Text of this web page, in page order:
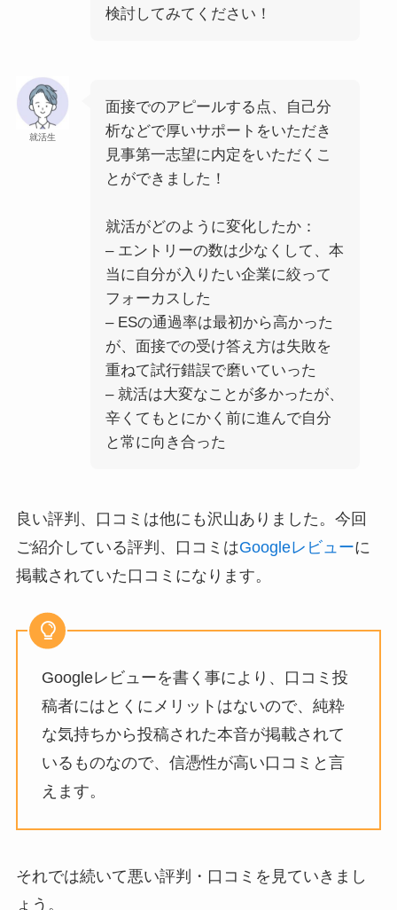
検討してみてください！
就活生
面接でのアピールする点、自己分
析などで厚いサポートをいただき
見事第一志望に内定をいただくこ
とができました！
就活がどのように変化したか：
– エントリーの数は少なくして、本
当に自分が入りたい企業に絞って
フォーカスした
– ESの通過率は最初から高かった
が、面接での受け答え方は失敗を
重ねて試行錯誤で磨いていった
– 就活は大変なことが多かったが、
辛くてもとにかく前に進んで自分
と常に向き合った
良い評判、口コミは他にも沢山ありました。今回
ご紹介している評判、口コミはGoogleレビューに
掲載されていた口コミになります。
Googleレビューを書く事により、口コミ投
稿者にはとくにメリットはないので、純粋
な気持ちから投稿された本音が掲載されて
いるものなので、信憑性が高い口コミと言
えます。
それでは続いて悪い評判・口コミを見ていきまし
ょう。